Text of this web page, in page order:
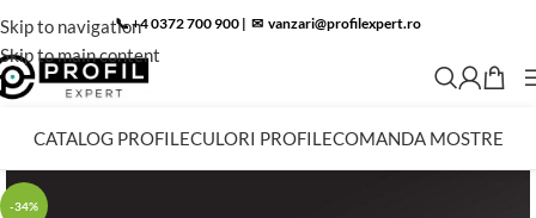
Skip to navigation
Skip to main content
📞 +4 0372 700 900 | ✉︎ vanzari@profilexpert.ro
CATALOG PROFILECULORI PROFILECOMANDA MOSTRE
-34%